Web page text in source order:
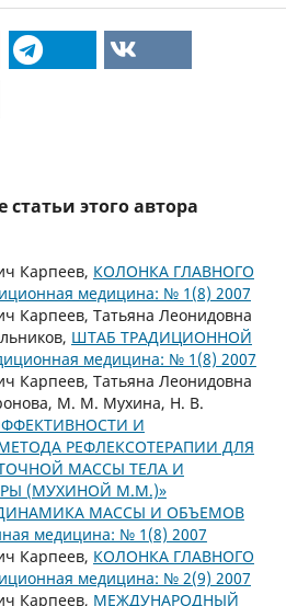
этого автора
Карпеев, КОЛОНКА ГЛАВНОГО
медицина: № 1(8) 2007
Карпеев, Татьяна Леонидовна
ШТАБ ТРАДИЦИОННОЙ
медицина: № 1(8) 2007
Карпеев, Татьяна Леонидовна
М. М. Мухина, Н. В.
И
РЕФЛЕКСОТЕРАПИИ ДЛЯ
МАССЫ ТЕЛА И
(МУХИНОЙ М.М.)»
МАССЫ И ОБЪЕМОВ
медицина: № 1(8) 2007
Карпеев, КОЛОНКА ГЛАВНОГО
медицина: № 2(9) 2007
Карпеев, МЕЖДУНАРОДНЫЙ